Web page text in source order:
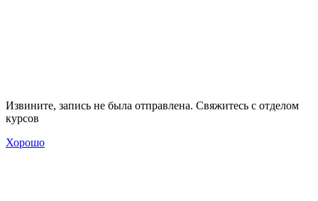
Извините, запись не была отправлена. Свяжитесь с отделом
курсов
Хорошо